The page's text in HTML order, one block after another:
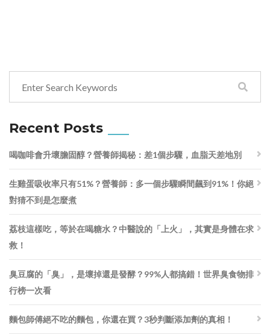
Recent Posts
喝咖啡會升壞膽固醇？營養師揭秘：差1個步驟，血脂天差地別
生雞蛋吸收率只有51%？營養師：多一個步驟瞬間飆到91%！你絕
對猜不到是怎麼煮
荔枝這樣吃，等於在喝糖水？中醫說的「上火」，其實是身體在求
救！
臭豆腐的「臭」，是壞掉還是發酵？99%人都搞錯！世界臭食物排
行榜一次看
麵包師傅絕不吃的麵包，你還在買？3秒判斷添加劑的真相！